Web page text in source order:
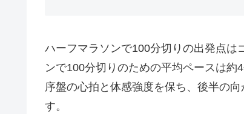
ハーフマラソンで100分切りの出発点は
ンで100分切りのための平均ペースは
序盤の心拍と体感強度を保ち、後半の
す。